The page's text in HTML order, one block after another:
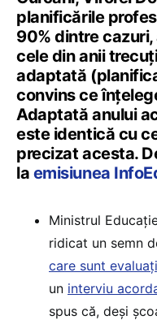
planificările
90% dintre
cele din anii
adaptată
convins ce
Adaptată anului
este identică cu
precizat acesta.
la emisiunea
Ministrul
ridicat un semn
care sunt
un interviu
spus că, deși